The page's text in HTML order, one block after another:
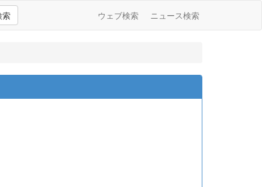
索 ウェブ検索 ニュース検索